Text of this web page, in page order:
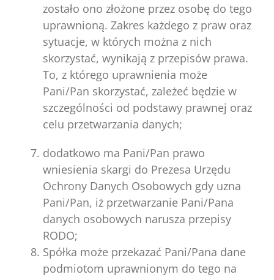
zostało ono złożone przez osobę do tego
uprawnioną. Zakres każdego z praw oraz
sytuacje, w których można z nich
skorzystać, wynikają z przepisów prawa.
To, z którego uprawnienia może
Pani/Pan skorzystać, zależeć będzie w
szczególności od podstawy prawnej oraz
celu przetwarzania danych;
dodatkowo ma Pani/Pan prawo
wniesienia skargi do Prezesa Urzędu
Ochrony Danych Osobowych gdy uzna
Pani/Pan, iż przetwarzanie Pani/Pana
danych osobowych narusza przepisy
RODO;
Spółka może przekazać Pani/Pana dane
podmiotom uprawnionym do tego na